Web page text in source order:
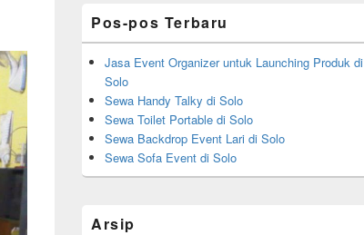
Pos-pos Terbaru
Jasa Event Organizer untuk Launching Produk di
Solo
Sewa Handy Talky di Solo
Sewa Toilet Portable di Solo
Sewa Backdrop Event Lari di Solo
Sewa Sofa Event di Solo
Arsip